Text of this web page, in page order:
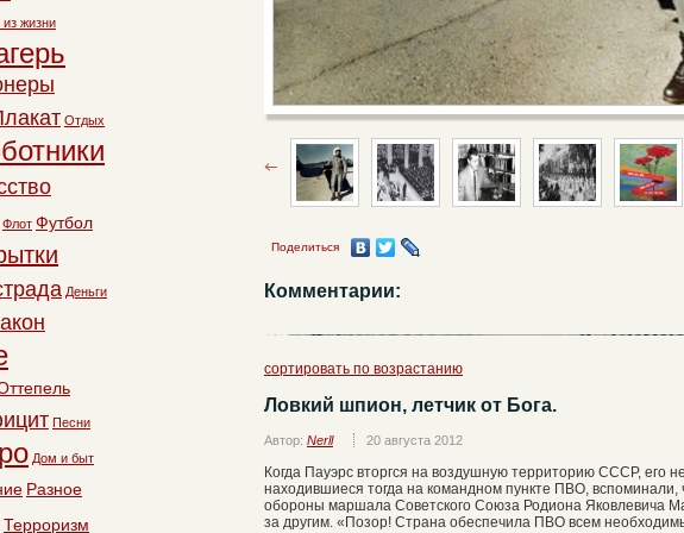
Поделиться
Комментарии:
сортировать по возрастанию
Ловкий шпион, летчик от Бога.
Автор: Nerll 20 августа 2012
Когда Пауэрс вторгся на воздушную территорию СССР, его
находившиеся тогда на командном пункте ПВО, вспоминали,
обороны маршала Советского Союза Родиона Яковлевича
за другим. «Позор! Страна обеспечила ПВО всем
жизни
Отдых
Флот Футбол
Деньги
Песни
Дом и быт
Разное
Терроризм